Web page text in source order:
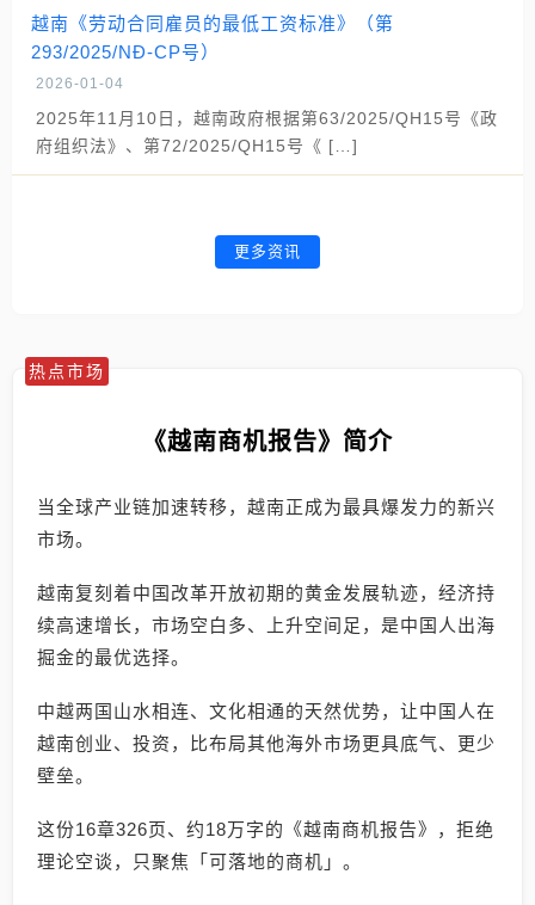
越南《劳动合同雇员的最低工资标准》（第
293/2025/NĐ-CP号）
2026-01-04
2025年11月10日，越南政府根据第63/2025/QH15号《政
府组织法》、第72/2025/QH15号《 […]
更多资讯
热点市场
《越南商机报告》简介
当全球产业链加速转移，越南正成为最具爆发力的新兴
市场。
越南复刻着中国改革开放初期的黄金发展轨迹，经济持
续高速增长，市场空白多、上升空间足，是中国人出海
掘金的最优选择。
中越两国山水相连、文化相通的天然优势，让中国人在
越南创业、投资，比布局其他海外市场更具底气、更少
壁垒。
这份16章326页、约18万字的《越南商机报告》，拒绝
理论空谈，只聚焦「可落地的商机」。